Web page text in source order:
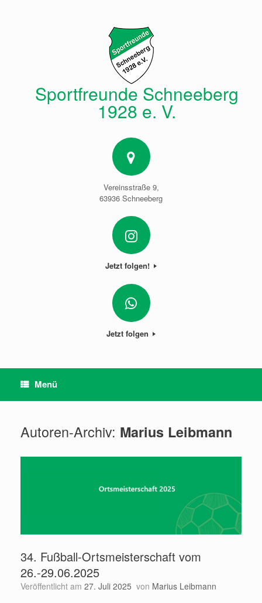
Sportfreunde Schneeberg
1928 e. V.
Vereinsstraße 9,
63936 Schneeberg
Jetzt folgen!
Jetzt folgen
Menü
Autoren-Archiv: Marius Leibmann
34. Fußball-Ortsmeisterschaft vom
26.-29.06.2025
Veröffentlicht am 27. Juli 2025 von Marius Leibmann